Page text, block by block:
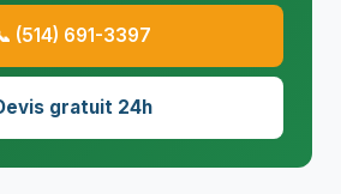
(514) 691-3397
gratuit 24h